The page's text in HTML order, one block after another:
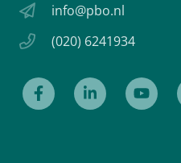
info@pbo.nl
(020) 6241934